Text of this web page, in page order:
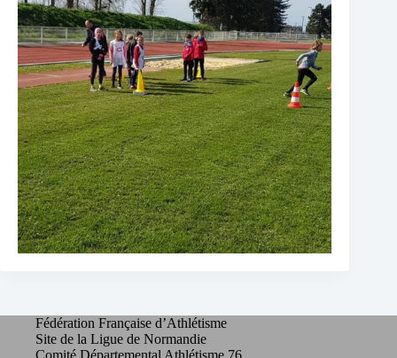
Fédération Française d’Athlétisme
Site de la Ligue de Normandie